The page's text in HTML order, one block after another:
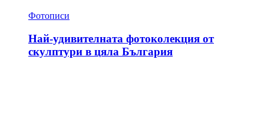
Фотописи
Най-удивителната фотоколекция от
скулптури в цяла България